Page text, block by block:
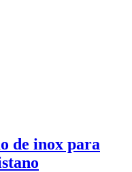
de inox para